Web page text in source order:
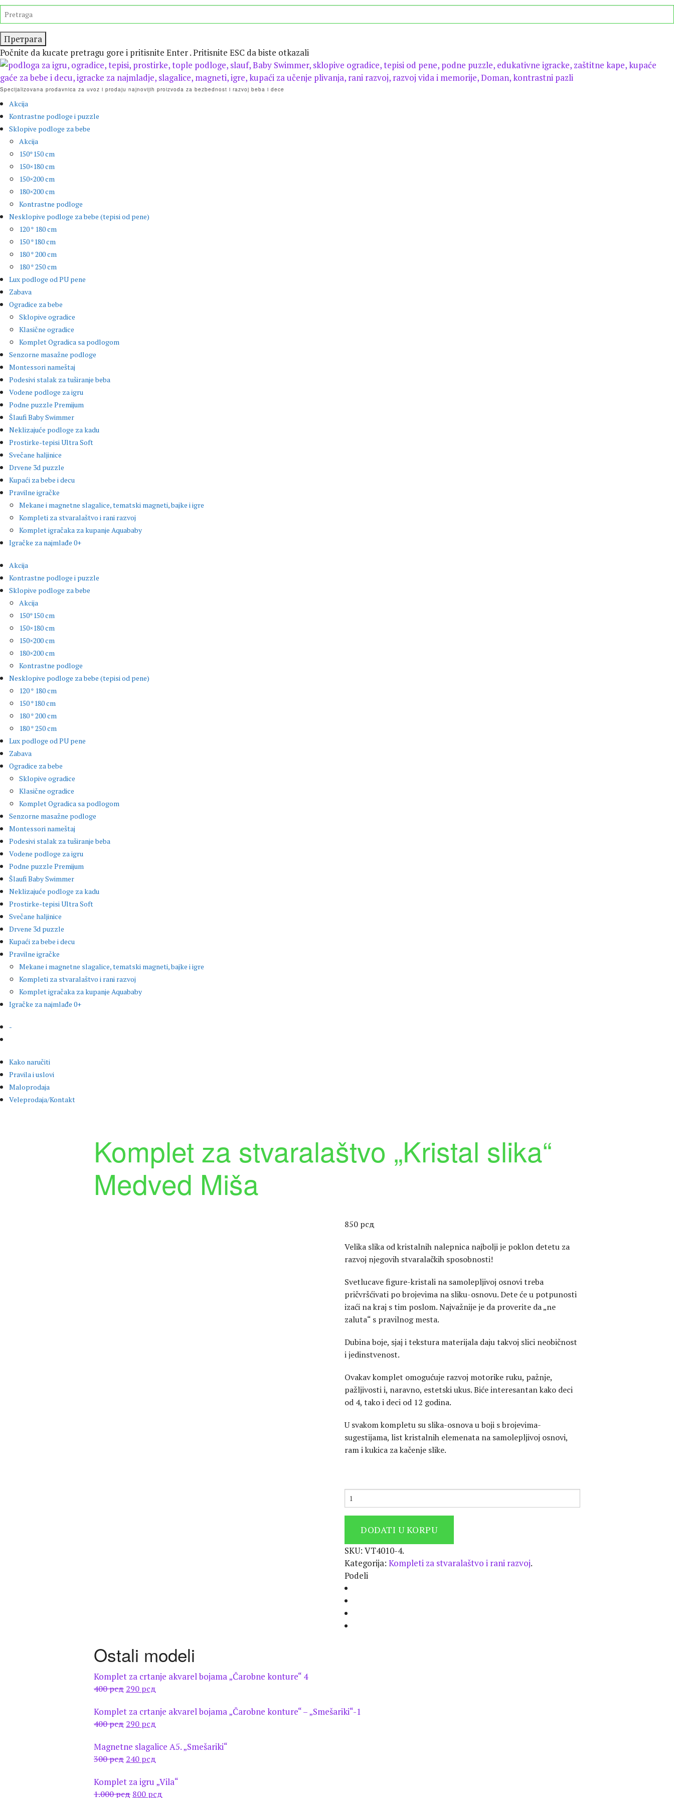
Preskočite
isecanje
TRAŽITE
Počnite da kucate pretragu gore i pritisnite Enter . Pritisnite ESC da biste otkazali
Specijalizovana prodavnica za uvoz i prodaju najnovijih proizvoda za bezbednost i razvoj beba i dece
Akcija
Kontrastne podloge i puzzle
Sklopive podloge za bebe
Akcija
150*150 cm
150×180 cm
150×200 cm
180×200 cm
Kontrastne podloge
Nesklopive podloge za bebe (tepisi od pene)
120 * 180 cm
150 *180 cm
180 * 200 cm
180 * 250 cm
Lux podloge od PU pene
Zabava
Ogradice za bebe
Sklopive ogradice
Klasične ogradice
Komplet Ogradica sa podlogom
Senzorne masažne podloge
Montessori nameštaj
Podesivi stalak za tuširanje beba
Vodene podloge za igru
Podne puzzle Premijum
Šlaufi Baby Swimmer
Neklizajuće podloge za kadu
Prostirke-tepisi Ultra Soft
Svečane haljinice
Drvene 3d puzzle
Kupaći za bebe i decu
Pravilne igračke
Mekane i magnetne slagalice, tematski magneti, bajke i igre
Kompleti za stvaralaštvo i rani razvoj
Komplet igračaka za kupanje Aquababy
Igračke za najmlađe 0+
Akcija
Kontrastne podloge i puzzle
Sklopive podloge za bebe
Akcija
150*150 cm
150×180 cm
150×200 cm
180×200 cm
Kontrastne podloge
Nesklopive podloge za bebe (tepisi od pene)
120 * 180 cm
150 *180 cm
180 * 200 cm
180 * 250 cm
Lux podloge od PU pene
Zabava
Ogradice za bebe
Sklopive ogradice
Klasične ogradice
Komplet Ogradica sa podlogom
Senzorne masažne podloge
Montessori nameštaj
Podesivi stalak za tuširanje beba
Vodene podloge za igru
Podne puzzle Premijum
Šlaufi Baby Swimmer
Neklizajuće podloge za kadu
Prostirke-tepisi Ultra Soft
Svečane haljinice
Drvene 3d puzzle
Kupaći za bebe i decu
Pravilne igračke
Mekane i magnetne slagalice, tematski magneti, bajke i igre
Kompleti za stvaralaštvo i rani razvoj
Komplet igračaka za kupanje Aquababy
Igračke za najmlađe 0+
-
Kako naručiti
Pravila i uslovi
Maloprodaja
Veleprodaja/Kontakt
Komplet za stvaralaštvo „Kristal slika“
Medved Miša
850 рсд
Velika slika od kristalnih nalepnica najbolji je poklon detetu za
razvoj njegovih stvaralačkih sposobnosti!
Svetlucave figure-kristali na samolepljivoj osnovi treba
pričvršćivati po brojevima na sliku-osnovu. Dete će u potpunosti
izaći na kraj s tim poslom. Najvažnije je da proverite da „ne
zaluta“ s pravilnog mesta.
Dubina boje, sjaj i tekstura materijala daju takvoj slici neobičnost
i jedinstvenost.
Ovakav komplet omogućuje razvoj motorike ruku, pažnje,
pažljivosti i, naravno, estetski ukus. Biće interesantan kako deci
od 4, tako i deci od 12 godina.
U svakom kompletu su slika-osnova u boji s brojevima-
sugestijama, list kristalnih elemenata na samolepljivoj osnovi,
ram i kukica za kačenje slike.
DODATI U KORPU
SKU: VT4010-4.
Kategorija: Kompleti za stvaralaštvo i rani razvoj.
Podeli
Ostali modeli
Komplet za crtanje akvarel bojama „Čarobne konture“ 4
400рсд Оригинална
је
била:
290 рсд
је:
290 рсд.
Komplet za crtanje akvarel bojama „Čarobne konture“ – „Smešariki“-1
400рсд Оригинална
је
била:
290 рсд
је:
290 рсд.
Magnetne slagalice A5. „Smešariki“
300рсд Оригинална
је
240 рсд
је:
Komplet za igru „Vila“
1.000рсд Оригинална
800 рсд